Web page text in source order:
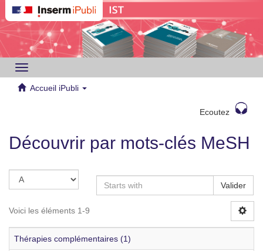
Toggle
navigation
Accueil iPubli
Ecoutez
Découvrir par mots-clés MeSH
Valider
Voici les éléments 1-9
Thérapies complémentaires (1)